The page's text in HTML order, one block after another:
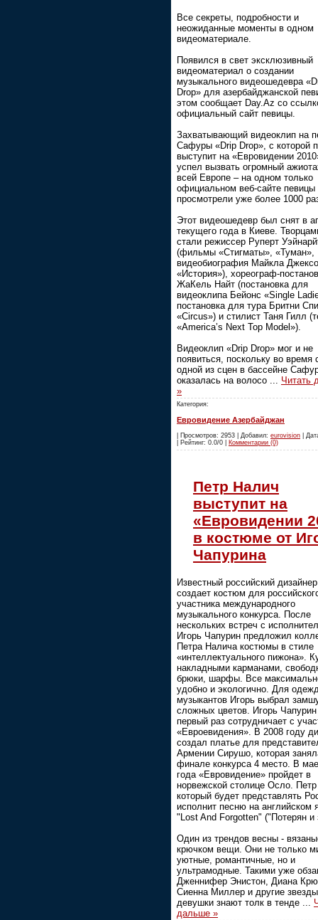
Все секреты, подробности и
неожиданные моменты в одном
видеоматериале.
Появился в свет эксклюзивный
видеоматериал о создании
музыкального видеошедевра
Drop» для азербайджанской
этом сообщает Day.Az со
официальный сайт певицы.
Захватывающий видеоклип на
Сафуры «Drip Drop», с которой
выступит на «Евровидении
успел вызвать огромный
всей Европе – на одном только
официальном веб-сайте певицы
просмотрели уже более 1000
Этот видеошедевр был снят в
текущего года в Киеве.
стали режиссер Руперт
(фильмы «Стигматы», «Туман»,
видеобиография Майкла
«История»), хореограф-
ЖаКель Найт (постановка для
видеоклипа Бейонс «Single
постановка для тура Бритни
«Circus») и стилист Таня Гилл
«America’s Next Top Model»).
Видеоклип «Drip Drop» мог и не
появиться, поскольку во время
одной из сцен в бассейне
оказалась на волосо ... Читать
»
Категория:
Евровидение Азербайджан
| Просмотров: 2953 | Добавил: eurovision |
| Рейтинг: 0.0/0 | Комментарии (0)
Петр Налич
выступит на
«Евровидении
в костюме от
Чапурина
Известный российский дизайнер
создает костюм для
участника международного
музыкального конкурса. После
нескольких встреч с
Игорь Чапурин предложил
Петра Налича костюмы в стиле
«интеллектуального пижона».
накладными карманами,
брюки, шарфы. Все
удобно и экологично. Для
музыкантов Игорь выбрал
сложных цветов. Игорь
первый раз сотрудничает с
«Евроевидения». В 2008 году
создал платье для
Армении Сирушо, которая
финале конкурса 4 место. В
года «Евровидение» пройдет в
норвежской столице Осло.
который будет представлять
исполнит песню на английском
"Lost And Forgotten" ("Потерян и
Один из трендов весны -
крючком вещи. Они не только
уютные, романтичные, но и
ультрамодные. Такими уже
Дженнифер Энистон, Диана
Сиенна Миллер и другие
девушки знают толк в тенде ...
дальше »